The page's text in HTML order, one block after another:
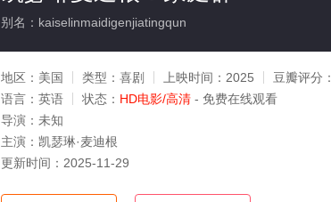
别名：kaiselinmaidigenjiatingqun
地区： 美国 类型： 喜剧 上映时间： 2025 豆瓣评分：
语言： 英语 状态： HD电影/高清 - 免费在线观看
导演： 未知
主演： 凯瑟琳·麦迪根
更新时间： 2025-11-29